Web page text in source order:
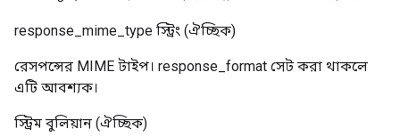
response_mime_type স্ট্রিং (ঐচ্ছিক)
রেসপন্সের MIME টাইপ। response_format সেট করা থাকলে
এটি আবশ্যক।
স্ট্রিম বুলিয়ান (ঐচ্ছিক)